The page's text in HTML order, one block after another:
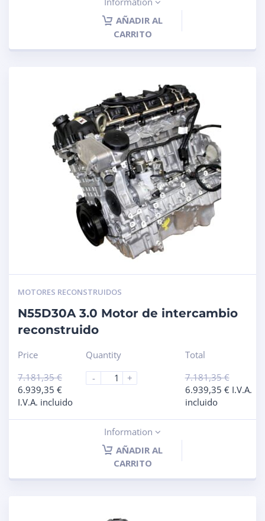
AÑADIR AL
CARRITO
MOTORES RECONSTRUIDOS
N55D30A 3.0 Motor de intercambio
reconstruido
Price
7.181,35€
6.939,35 €
I.V.A. incluido
Quantity
-
+
Total
7.181,35€
6.939,35 € I.V.A.
incluido
Information
AÑADIR AL
CARRITO